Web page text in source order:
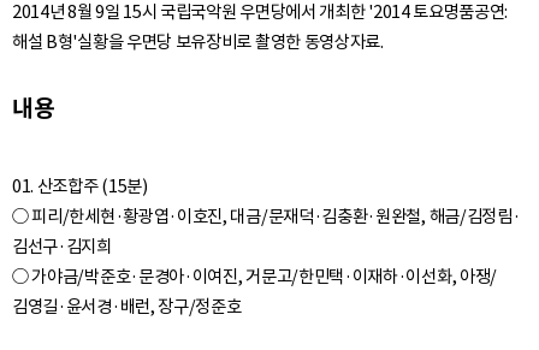
2014년 8월 9일 15시 국립국악원 우면당에서 개최한 '2014 토요명품공연:
해설 B형'실황을 우면당 보유장비로 촬영한 동영상자료.
내용
01. 산조합주 (15분)
○ 피리/한세현·황광엽·이호진, 대금/문재덕·김충환·원완철, 해금/김정림·
김선구·김지희
○ 가야금/박준호·문경아·이여진, 거문고/한민택·이재하·이선화, 아쟁/
김영길·윤서경·배런, 장구/정준호